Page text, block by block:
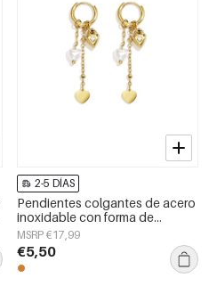
2-5 DÍAS
Pendientes colgantes de acero
inoxidable con forma de
corazón, sencillos, de la serie
Daily Simple, joyería para mujer.
MSRP €17,99
€5,50